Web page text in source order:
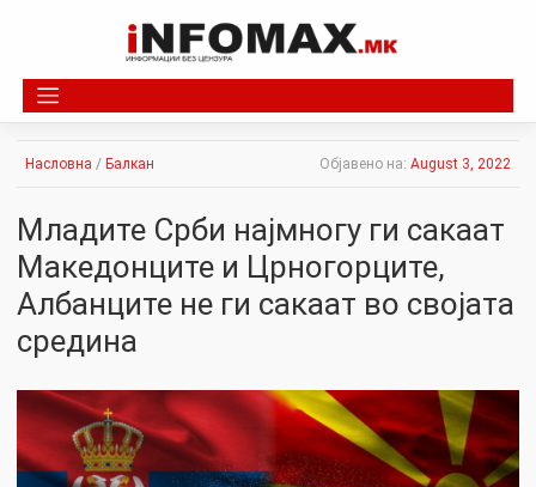
Насловна / Балкан Објавено на: August 3, 2022
Младите Срби најмногу ги сакаат
Македонците и Црногорците,
Албанците не ги сакаат во својата
средина